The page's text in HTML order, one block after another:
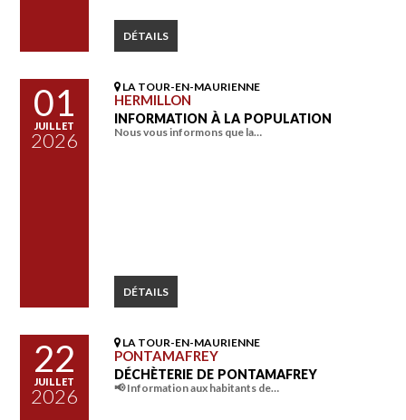
DÉTAILS
01
JUILLET
2026
LA TOUR-EN-MAURIENNE
HERMILLON
INFORMATION À LA POPULATION
Nous vous informons que la…
DÉTAILS
22
JUILLET
2026
LA TOUR-EN-MAURIENNE
PONTAMAFREY
DÉCHÈTERIE DE PONTAMAFREY
📢 Information aux habitants de…